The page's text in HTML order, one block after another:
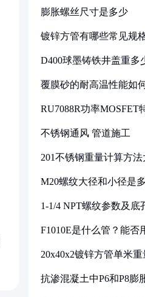
膨胀螺丝尺寸是多少
镀锌方管有哪些常见规
D400球墨铸铁井盖重多
覆膜砂的耐高温性能如
RU7088R功率MOSFET
不锈钢通风 管道施工
201不锈钢重量计算方法
M20螺纹大径和小径是
1-1/4 NPT螺纹参数及底
F1010E是什么管？能否
20x40x2镀锌方管单米
抗渗混凝土中P6和P8膨